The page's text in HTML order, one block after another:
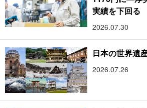
実績を下回る
2026.07.30
日本の世界遺
2026.07.26